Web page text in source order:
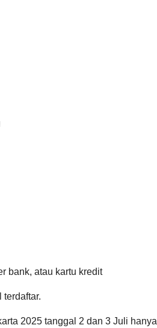
bank, atau kartu kredit
2025 tanggal 2 dan 3 Juli hanya